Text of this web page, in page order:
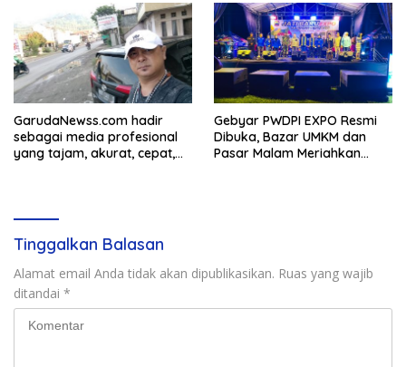
GarudaNewss.com hadir
sebagai media profesional
yang tajam, akurat, cepat,
memberikan informasi yang
berkualitas serta menjadi
Gebyar PWDPI EXPO Resmi
Dibuka, Bazar UMKM dan
Pasar Malam Meriahkan
Tinggalkan Balasan
Alamat email Anda tidak akan dipublikasikan. Ruas yang wajib
ditandai *